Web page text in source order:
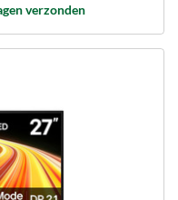
verzonden